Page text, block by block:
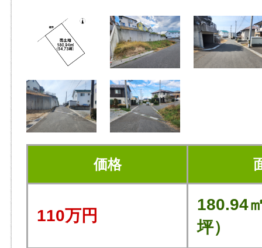
価格
110万円
180.94
坪）